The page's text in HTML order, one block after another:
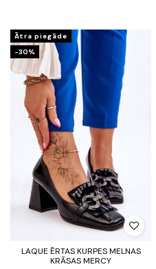
Ātra piegāde
-30%
LAQUE ĒRTAS KURPES MELNAS
KRĀSAS MERCY